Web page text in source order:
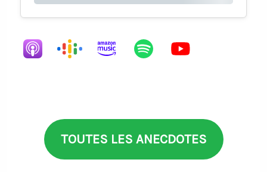
TOUTES LES ANECDOTES